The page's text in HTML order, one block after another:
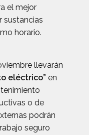
el mejor
sustancias
horario.
llevarán
eléctrico” en
o de
podrán
seguro